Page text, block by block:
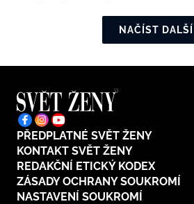
NAČÍST DALŠÍ
PŘEDPLATNÉ SVĚT ŽENY
KONTAKT SVĚT ŽENY
REDAKČNÍ ETICKÝ KODEX
ZÁSADY OCHRANY SOUKROMÍ
NASTAVENÍ SOUKROMÍ